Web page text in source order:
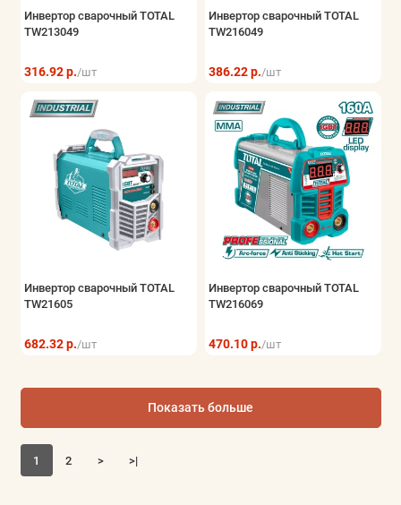
Инвертор сварочный TOTAL
TW213049
316.92 р./шт
Инвертор сварочный TOTAL
TW216049
386.22 р./шт
Инвертор сварочный TOTAL
TW21605
682.32 р./шт
Инвертор сварочный TOTAL
TW216069
470.10 р./шт
1 2 > >|
Показать больше